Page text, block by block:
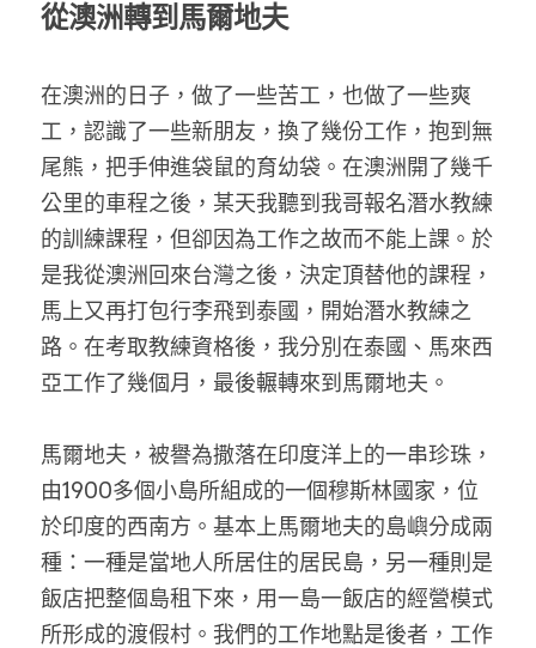
從澳洲轉到馬爾地夫
在澳洲的日子，做了一些苦工，也做了一些爽
工，認識了一些新朋友，換了幾份工作，抱到無
尾熊，把手伸進袋鼠的育幼袋。在澳洲開了幾千
公里的車程之後，某天我聽到我哥報名潛水教練
的訓練課程，但卻因為工作之故而不能上課。於
是我從澳洲回來台灣之後，決定頂替他的課程，
馬上又再打包行李飛到泰國，開始潛水教練之
路。在考取教練資格後，我分別在泰國、馬來西
亞工作了幾個月，最後輾轉來到馬爾地夫。
馬爾地夫，被譽為撒落在印度洋上的一串珍珠，
由1900多個小島所組成的一個穆斯林國家，位
於印度的西南方。基本上馬爾地夫的島嶼分成兩
種：一種是當地人所居住的居民島，另一種則是
飯店把整個島租下來，用一島一飯店的經營模式
所形成的渡假村。我們的工作地點是後者，工作